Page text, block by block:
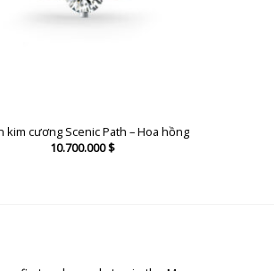
kim cương Scenic Path – Hoa hồng
10.700.000$